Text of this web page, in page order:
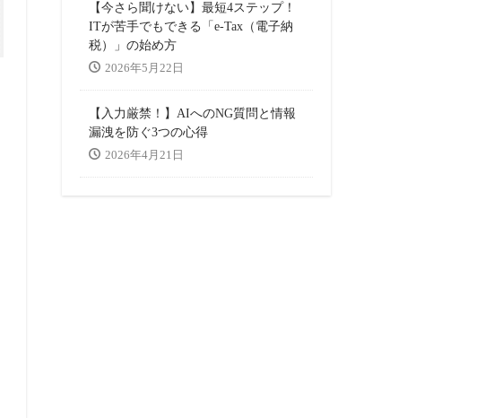
【今さら聞けない】最短4ステップ！
ITが苦手でもできる「e-Tax（電子納
税）」の始め方
2026年5月22日
【入力厳禁！】AIへのNG質問と情報
漏洩を防ぐ3つの心得
2026年4月21日